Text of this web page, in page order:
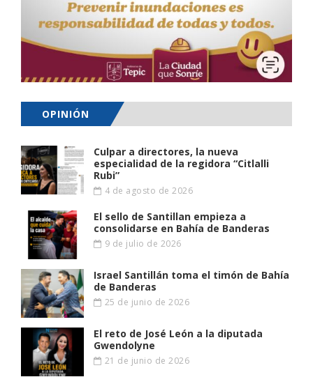
OPINIÓN
Culpar a directores, la nueva
especialidad de la regidora “Citlalli
Rubi”
4 de agosto de 2026
El sello de Santillan empieza a
consolidarse en Bahía de Banderas
9 de julio de 2026
Israel Santillán toma el timón de Bahía
de Banderas
25 de junio de 2026
El reto de José León a la diputada
Gwendolyne
21 de junio de 2026